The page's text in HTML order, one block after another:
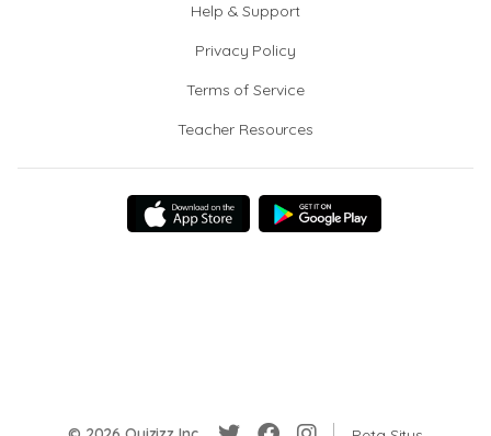
Help & Support
Privacy Policy
Terms of Service
Teacher Resources